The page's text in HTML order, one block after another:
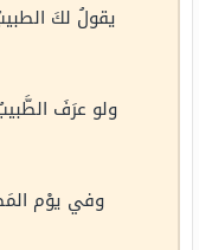
يقولُ لكَ
ولو عرَفَ
وفي يوْم